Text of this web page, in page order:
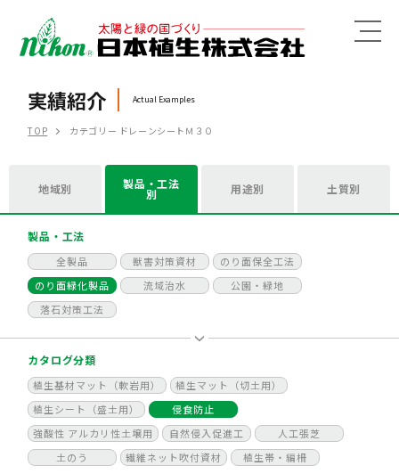
MENU
実績紹介 Actual Examples
TOP カテゴリー ドレーンシートＭ３０
地域別 製品・工法
別 用途別 土質別
製品・工法
全製品 獣害対策資材
のり面保全工法
のり面緑化製品
流域治水
公園・緑地
落石対策工法
カタログ分類
植生基材マット（軟岩用）
植生マット（切土用）
植生シート（盛土用）
侵食防止
強酸性 アルカリ性土壌用
自然侵入促進工
人工張芝
土のう
繊維ネット吹付資材 植生帯・編柵